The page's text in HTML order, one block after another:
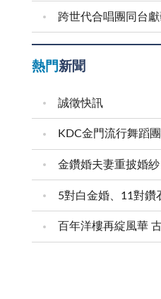
熱門新聞
誠徵快訊
百年洋樓再綻風華